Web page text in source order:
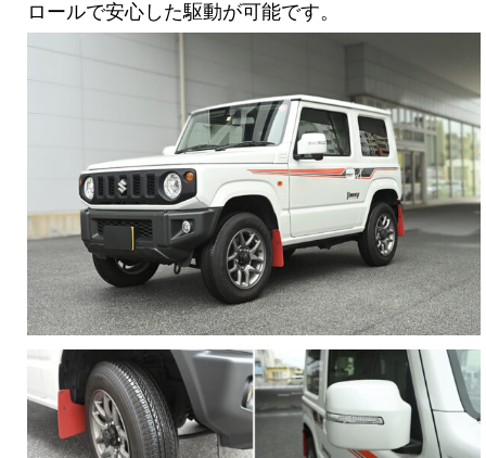
ロールで安心した駆動が可能です。